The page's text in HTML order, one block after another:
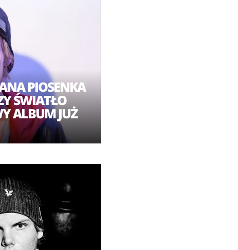
PIOSENKA
ŚWIATŁO
ALBUM JUŻ